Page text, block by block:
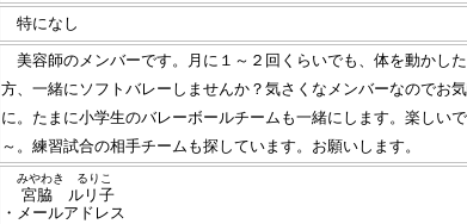
特になし
美容師のメンバーです。月に１～２回くらいでも、体を動かし
方、一緒にソフトバレーしませんか？気さくなメンバーなのでお
に。たまに小学生のバレーボールチームも一緒にします。楽しいで
～。練習試合の相手チームも探しています。お願いします。
みやわき るりこ
宮脇 ルリ子
・メールアドレス